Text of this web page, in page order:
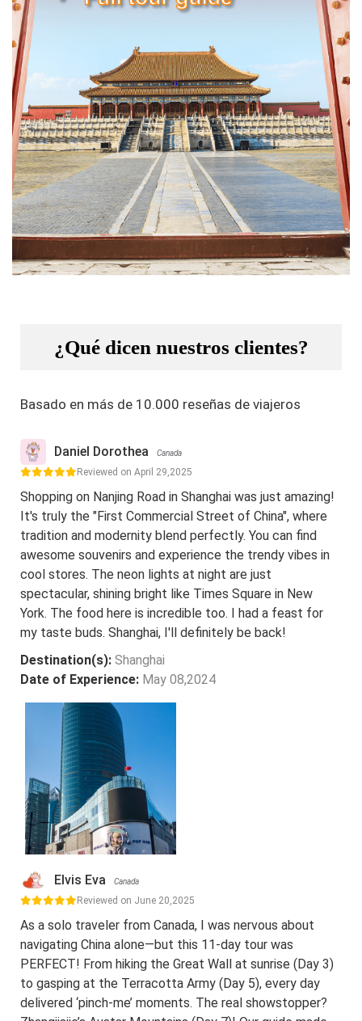
¿Qué dicen nuestros clientes?
Basado en más de 10.000 reseñas de viajeros
Daniel Dorothea Canada
Reviewed on April 29,2025
Shopping on Nanjing Road in Shanghai was just amazing!
It's truly the "First Commercial Street of China", where
tradition and modernity blend perfectly. You can find
awesome souvenirs and experience the trendy vibes in
cool stores. The neon lights at night are just
spectacular, shining bright like Times Square in New
York. The food here is incredible too. I had a feast for
my taste buds. Shanghai, I'll definitely be back!
Destination(s): Shanghai
Date of Experience: May 08,2024
Elvis Eva Canada
Reviewed on June 20,2025
As a solo traveler from Canada, I was nervous about
navigating China alone—but this 11-day tour was
PERFECT! From hiking the Great Wall at sunrise (Day 3)
to gasping at the Terracotta Army (Day 5), every day
delivered ‘pinch-me’ moments. The real showstopper?